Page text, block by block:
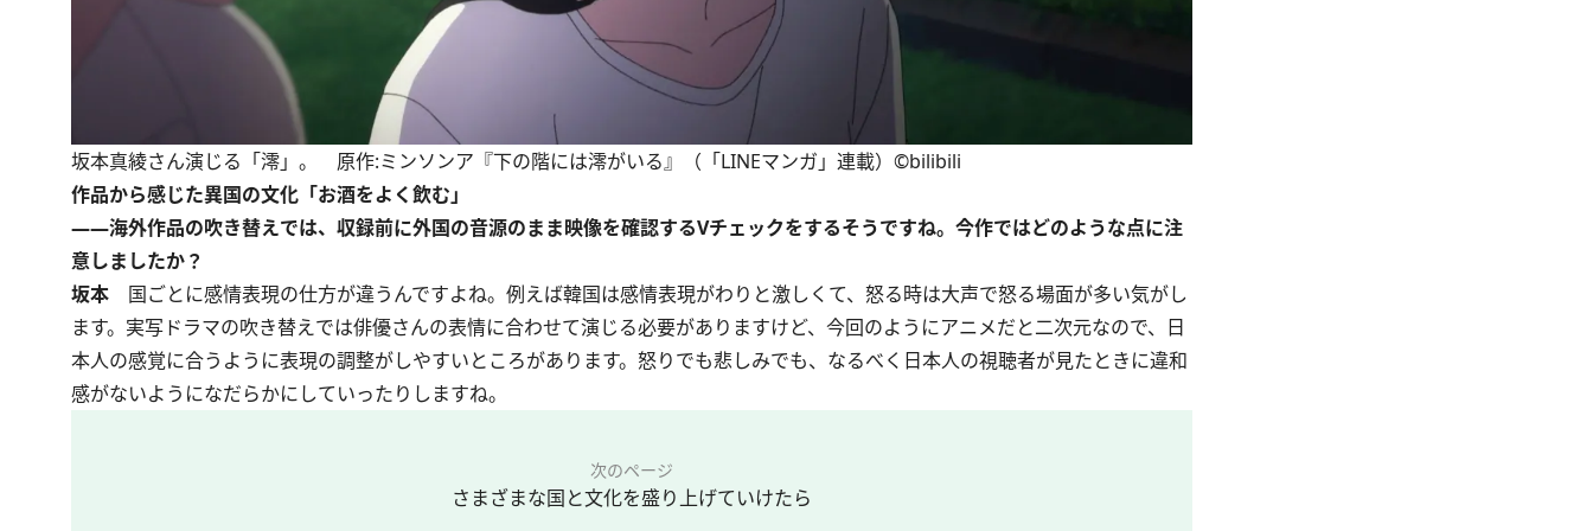
坂本真綾さん演じる「澪」。 原作:ミンソンア『下の階には澪がいる』（「LINEマンガ」連載）©bilibili
作品から感じた異国の文化「お酒をよく飲む」
――海外作品の吹き替えでは、収録前に外国の音源のまま映像を確認するVチェックをするそうですね。今作ではどのような点に注
意しましたか？
坂本 国ごとに感情表現の仕方が違うんですよね。例えば韓国は感情表現がわりと激しくて、怒る時は大声で怒る場面が多い気がし
ます。実写ドラマの吹き替えでは俳優さんの表情に合わせて演じる必要がありますけど、今回のようにアニメだと二次元なので、日
本人の感覚に合うように表現の調整がしやすいところがあります。怒りでも悲しみでも、なるべく日本人の視聴者が見たときに違和
感がないようになだらかにしていったりしますね。
次のページ
さまざまな国と文化を盛り上げていけたら